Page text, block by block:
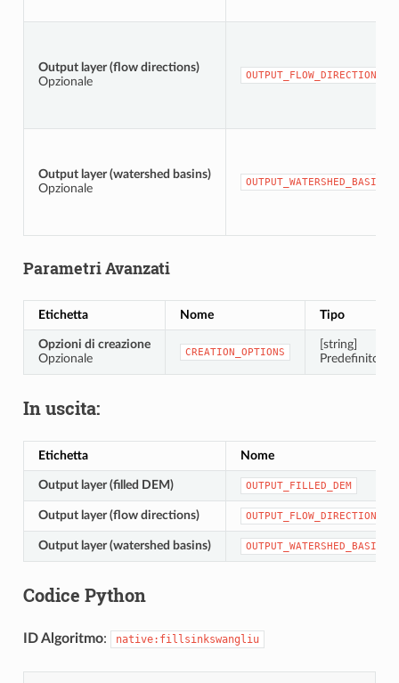
Output layer (flow directions)
Opzionale
OUTPUT_FLOW_DIRECTIONS
Output layer (watershed basins)
Opzionale
OUTPUT_WATERSHED_BASINS
Parametri Avanzati
Etichetta Nome Tipo
Opzioni di creazione
Opzionale
CREATION_OPTIONS
[string]
Predefinito: “”
In uscita:
Etichetta Nome
Output layer (filled DEM) OUTPUT_FILLED_DEM
Output layer (flow directions) OUTPUT_FLOW_DIRECTIONS
Output layer (watershed basins) OUTPUT_WATERSHED_BASINS
Codice Python
ID Algoritmo: native:fillsinkswangliu